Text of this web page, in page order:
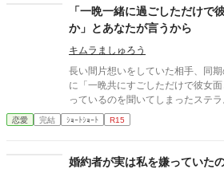
が出来た頃から、妹のサンドラの
が欲しい、これが欲しいとわがま
ではとても物わかりのよい子だ
ビアと婚約者、王太子ジョシュアの
日。 サンドラは呆れたことに、王
オリビアの我慢はとうとう限界に達し
ッピーエンドです。
「一晩一緒に過ごしただけで
か」とあなたが言うから
キムラましゅろう
長い間片想いをしていた相手、同
に「一晩共にすごしただけで彼女
っているのを聞いてしまったステ
なさいぃ！」と思わず心の中で謝
間前にディランと熱い夜をすごした後
持ちでサクッとお読み下さいませ
恋愛 完結 ｼｮｰﾄｼｮｰﾄ R15
婚約者が実は私を嫌っていた